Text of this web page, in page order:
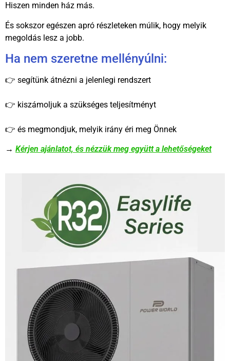
Hiszen minden ház más.
És sokszor egészen apró részleteken múlik, hogy melyik
megoldás lesz a jobb.
Ha nem szeretne mellényúlni:
👉 segítünk átnézni a jelenlegi rendszert
👉 kiszámoljuk a szükséges teljesítményt
👉 és megmondjuk, melyik irány éri meg Önnek
→ Kérjen ajánlatot, és nézzük meg együtt a lehetőségeket